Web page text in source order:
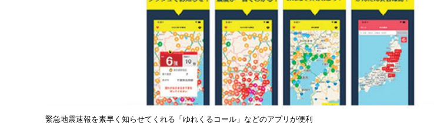
緊急地震速報を素早く知らせてくれる「ゆれくるコール」などのアプリが便利